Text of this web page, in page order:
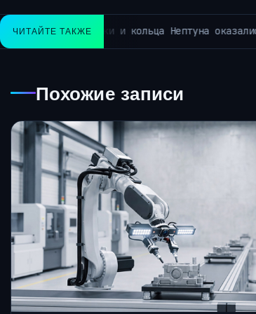
ЧИТАЙТЕ ТАКЖЕ
спутников планеты. Это обнаружил «Джеймс
Похожие записи